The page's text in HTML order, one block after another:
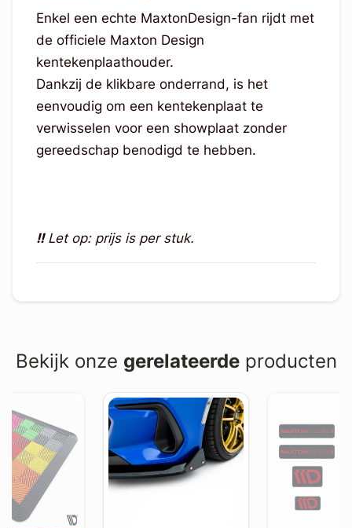
Enkel een echte MaxtonDesign-fan rijdt met
de officiele Maxton Design
kentekenplaathouder.
Dankzij de klikbare onderrand, is het
eenvoudig om een kentekenplaat te
verwisselen voor een showplaat zonder
gereedschap benodigd te hebben.
!!Let op: prijs is per stuk.
Bekijk onze gerelateerdeproducten